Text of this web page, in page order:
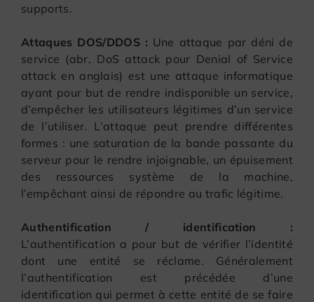
supports.
Attaques DOS/DDOS : Une attaque par déni de
service (abr. DoS attack pour Denial of Service
attack en anglais) est une attaque informatique
ayant pour but de rendre indisponible un service,
d’empêcher les utilisateurs légitimes d’un service
de l’utiliser. L’attaque peut prendre différentes
formes : une saturation de la bande passante du
serveur pour le rendre injoignable, un épuisement
des ressources système de la machine,
l’empêchant ainsi de répondre au trafic légitime.
Authentification / identification :
L’authentification a pour but de vérifier l’identité
dont une entité se réclame. Généralement
l’authentification est précédée d’une
identification qui permet à cette entité de se faire